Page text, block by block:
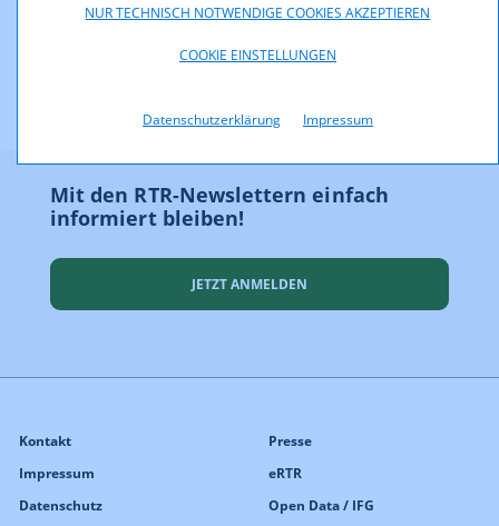
NUR TECHNISCH NOTWENDIGE COOKIES AKZEPTIEREN
COOKIE EINSTELLUNGEN
Datenschutzerklärung Impressum
Mit den RTR-Newslettern einfach
informiert bleiben!
JETZT ANMELDEN
Kontakt
Impressum
Datenschutz
Presse
eRTR
Open Data / IFG